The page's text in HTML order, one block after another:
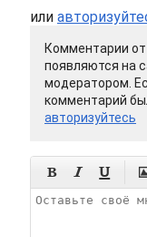
или
Комментарии
появляются на
модератором.
комментарий
авторизуйтесь
  